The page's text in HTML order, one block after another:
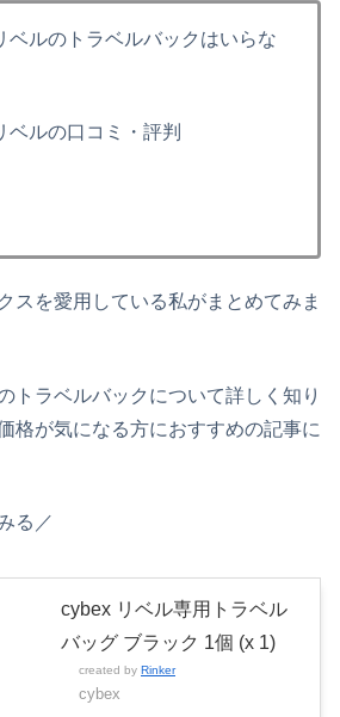
ベルのトラベルバックはいらな
ベルの口コミ・評判
スを愛用している私がまとめてみま
トラベルバックについて詳しく知り
格が気になる方におすすめの記事に
る／
cybex リベル専用トラベル
バッグ ブラック 1個 (x 1)
created by Rinker
cybex